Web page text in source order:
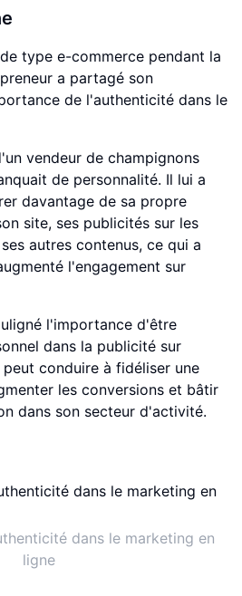
type e-commerce pendant la
a partagé son
de l'authenticité dans le
vendeur de champignons
de personnalité. Il lui a
davantage de sa propre
site, ses publicités sur les
autres contenus, ce qui a
l'engagement sur
l'importance d'être
dans la publicité sur
conduire à fidéliser une
les conversions et bâtir
dans son secteur d'activité.
dans le marketing en
ligne